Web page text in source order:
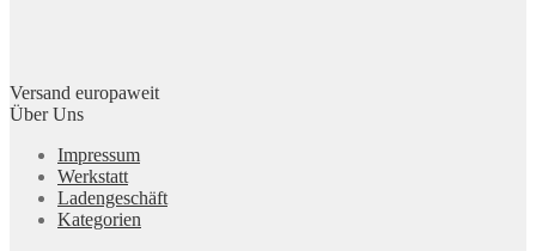
Versand europaweit
Über Uns
Impressum
Werkstatt
Ladengeschäft
Kategorien